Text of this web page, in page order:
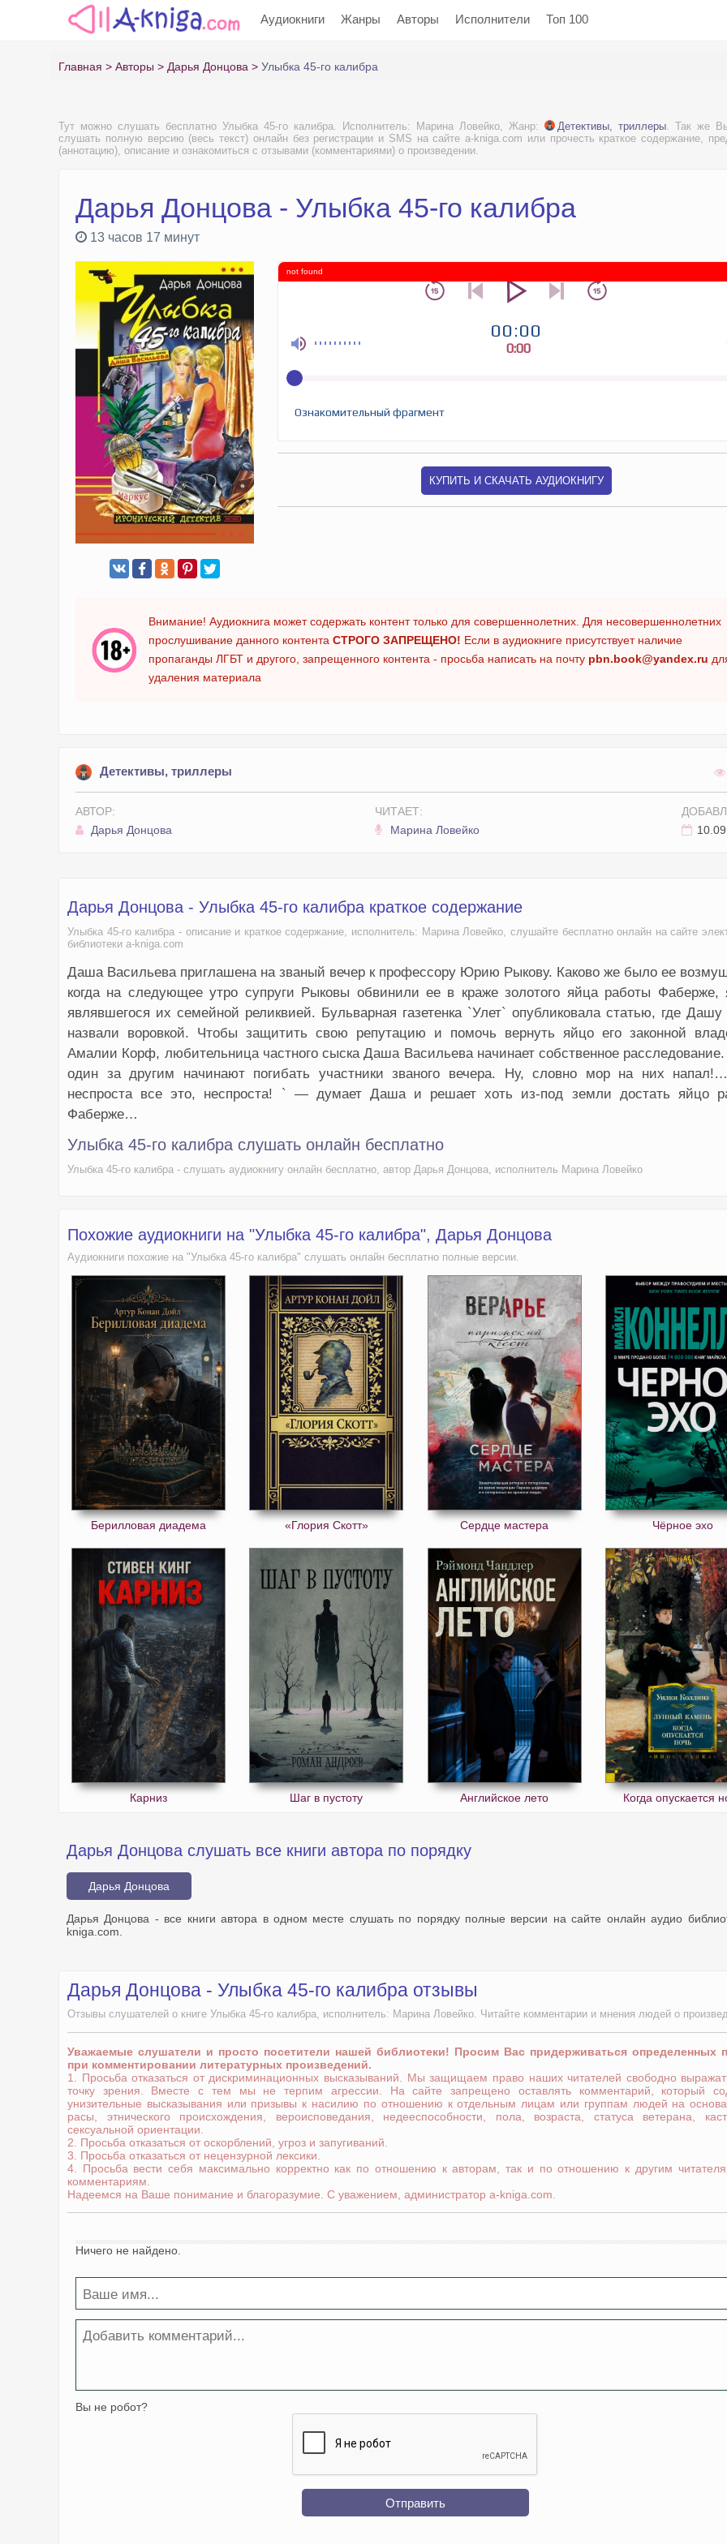
Аудиокниги Жанры Авторы Исполнители Топ 100
Главная Авторы Дарья Донцова Улыбка 45-го калибра
Тут можно слушать бесплатно Улыбка 45-го калибра. Исполнитель: Марина Ловейко, Жанр: Детективы, триллеры. Так же
слушать полную версию (весь текст) онлайн без регистрации и SMS на сайте a-kniga.com или прочесть краткое содержание,
(аннотацию), описание и ознакомиться с отзывами (комментариями) о произведении.
Дарья Донцова - Улыбка 45-го калибра
13 часов 17 минут
00:00
0:00
Ознакомительный фрагмент
not found
КУПИТЬ И СКАЧАТЬ АУДИОКНИГУ
Внимание! Аудиокнига может содержать контент только для совершеннолетних. Для несовершеннолетних
прослушивание данного контента СТРОГО ЗАПРЕЩЕНО! Если в аудиокниге присутствует наличие
пропаганды ЛГБТ и другого, запрещенного контента - просьба написать на почту pbn.book@yandex.ru
удаления материала
Детективы, триллеры
АВТОР:
Дарья Донцова
ЧИТАЕТ:
Марина Ловейко
Дарья Донцова - Улыбка 45-го калибра краткое содержание
Улыбка 45-го калибра - описание и краткое содержание, исполнитель: Марина Ловейко, слушайте бесплатно онлайн на сайте
библиотеки a-kniga.com
Даша Васильева приглашена на званый вечер к профессору Юрию Рыкову. Каково же было ее
когда на следующее утро супруги Рыковы обвинили ее в краже золотого яйца работы Фаберже,
являвшегося их семейной реликвией. Бульварная газетенка `Улет` опубликовала статью, где Дашу
назвали воровкой. Чтобы защитить свою репутацию и помочь вернуть яйцо его законной
Амалии Корф, любительница частного сыска Даша Васильева начинает собственное
один за другим начинают погибать участники званого вечера. Ну, словно мор на них
неспроста все это, неспроста! ` — думает Даша и решает хоть из-под земли достать яйцо
Фаберже…
Улыбка 45-го калибра слушать онлайн бесплатно
Улыбка 45-го калибра - слушать аудиокнигу онлайн бесплатно, автор Дарья Донцова, исполнитель Марина Ловейко
Похожие аудиокниги на "Улыбка 45-го калибра", Дарья Донцова
Аудиокниги похожие на "Улыбка 45-го калибра" слушать онлайн бесплатно полные версии.
Берилловая диадема «Глория Скотт» Сердце мастера Чёрное эхо
Карниз Шаг в пустоту Английское лето Когда опускается
Дарья Донцова слушать все книги автора по порядку
Дарья Донцова
Дарья Донцова - все книги автора в одном месте слушать по порядку полные версии на сайте онлайн аудио
kniga.com.
Дарья Донцова - Улыбка 45-го калибра отзывы
Отзывы слушателей о книге Улыбка 45-го калибра, исполнитель: Марина Ловейко. Читайте комментарии и мнения людей о
Уважаемые слушатели и просто посетители нашей библиотеки! Просим Вас придерживаться определенных
при комментировании литературных произведений.
1. Просьба отказаться от дискриминационных высказываний. Мы защищаем право наших читателей свободно
точку зрения. Вместе с тем мы не терпим агрессии. На сайте запрещено оставлять комментарий, который
унизительные высказывания или призывы к насилию по отношению к отдельным лицам или группам людей на
расы, этнического происхождения, вероисповедания, недееспособности, пола, возраста, статуса ветерана,
сексуальной ориентации.
2. Просьба отказаться от оскорблений, угроз и запугиваний.
3. Просьба отказаться от нецензурной лексики.
4. Просьба вести себя максимально корректно как по отношению к авторам, так и по отношению к другим
комментариям.
Надеемся на Ваше понимание и благоразумие. С уважением, администратор a-kniga.com.
Ничего не найдено.
Вы не робот?
Отправить